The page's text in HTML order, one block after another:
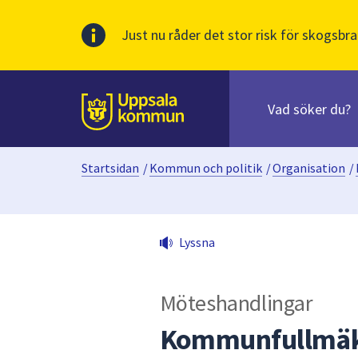
Just nu råder det stor risk för
Till sidans
huvudinnehåll
innehåll
När
sökförslag
presenteras
Startsidan /Kommun och politik /Organisation /
Lyssna
Möteshandlingar